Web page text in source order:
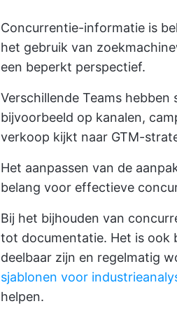
Concurrentie-informatie is
het gebruik van
een beperkt perspectief.
Verschillende Teams
bijvoorbeeld op kanalen,
verkoop kijkt naar GTM-
Het aanpassen van de
belang voor effectieve
Bij het bijhouden van
tot documentatie. Het is ook
deelbaar zijn en regelmatig
sjablonen voor
helpen.